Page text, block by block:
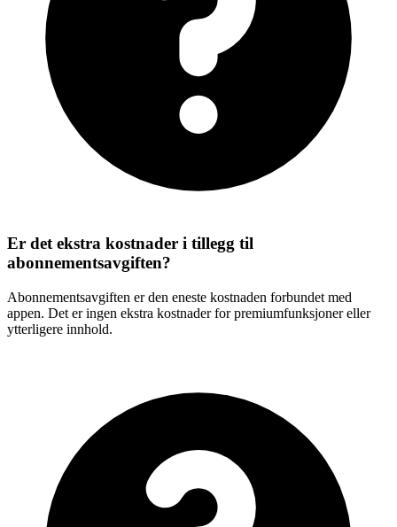
Er det ekstra kostnader i tillegg til
abonnementsavgiften?
Abonnementsavgiften er den eneste kostnaden forbundet med
appen. Det er ingen ekstra kostnader for premiumfunksjoner eller
ytterligere innhold.